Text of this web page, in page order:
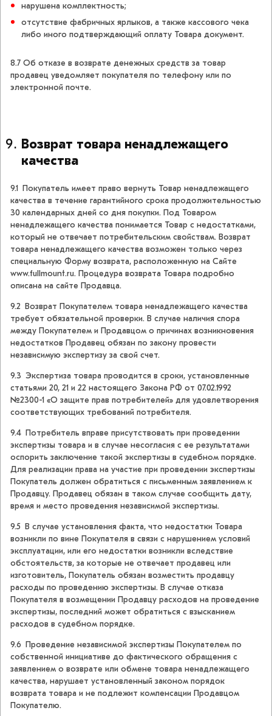
нарушена комплектность;
отсутствие фабричных ярлыков, а также кассового чека
либо иного подтверждающий оплату Товара документ.
8.7 Об отказе в возврате денежных средств за товар
продавец уведомляет покупателя по телефону или по
электронной почте.
Возврат товара ненадлежащего
качества
9.1 Покупатель имеет право вернуть Товар ненадлежащего
качества в течение гарантийного срока продолжительностью
30 календарных дней со дня покупки. Под Товаром
ненадлежащего качества понимается Товар с недостатками,
который не отвечает потребительским свойствам. Возврат
товара ненадлежащего качества возможен только через
специальную Форму возврата, расположенную на Сайте
www.fullmount.ru. Процедура возврата Товара подробно
описана на сайте Продавца.
9.2 Возврат Покупателем товара ненадлежащего качества
требует обязательной проверки. В случае наличия спора
между Покупателем и Продавцом о причинах возникновения
недостатков Продавец обязан по закону провести
независимую экспертизу за свой счет.
9.3 Экспертиза товара проводится в сроки, установленные
статьями 20, 21 и 22 настоящего Закона РФ от 07.02.1992
№2300-1 «О защите прав потребителей» для удовлетворения
соответствующих требований потребителя.
9.4 Потребитель вправе присутствовать при проведении
экспертизы товара и в случае несогласия с ее результатами
оспорить заключение такой экспертизы в судебном порядке.
Для реализации права на участие при проведении экспертизы
Покупатель должен обратиться с письменным заявлением к
Продавцу. Продавец обязан в таком случае сообщить дату,
время и место проведения независимой экспертизы.
9.5 В случае установления факта, что недостатки Товара
возникли по вине Покупателя в связи с нарушением условий
эксплуатации, или его недостатки возникли вследствие
обстоятельств, за которые не отвечает продавец или
изготовитель, Покупатель обязан возместить продавцу
расходы по проведению экспертизы. В случае отказа
Покупателя в возмещении Продавцу расходов на проведение
экспертизы, последний может обратиться с взысканием
расходов в судебном порядке.
9.6 Проведение независимой экспертизы Покупателем по
собственной инициативе до фактического обращения с
заявлением о возврате или обмене товара ненадлежащего
качества, нарушает установленный законом порядок
возврата товара и не подлежит компенсации Продавцом
Покупателю.